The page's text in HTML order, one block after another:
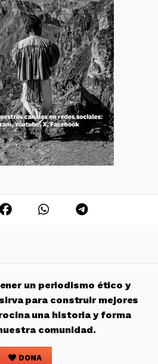
un periodismo ético y
para construir mejores
una historia y forma
comunidad.
DONA